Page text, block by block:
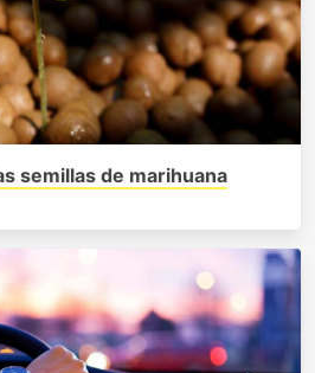
semillas de marihuana